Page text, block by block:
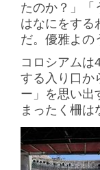
たのか？」「
はなにをする
だ。優雅よの
コロシアムは
する入り口か
ー」を思い出
まったく柵は